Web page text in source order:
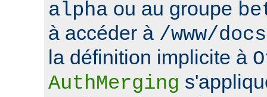
alpha ou au groupe
à accéder à /www/
la définition implicite à
AuthMerging